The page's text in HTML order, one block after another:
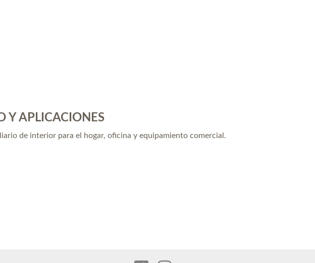
Y APLICACIONES
de interior para el hogar, oficina y equipamiento comercial.